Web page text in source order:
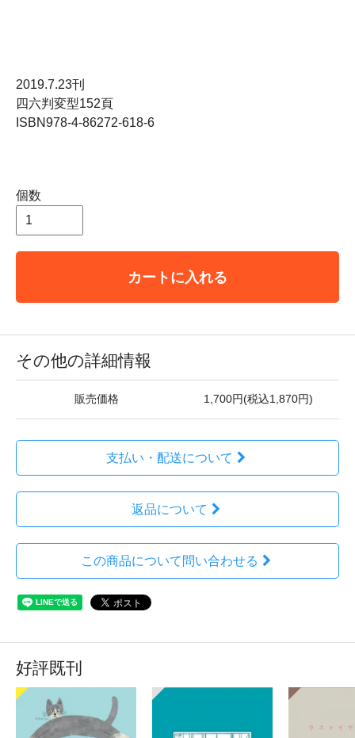
2019.7.23刊
四六判変型152頁
ISBN978-4-86272-618-6
個数
カートに入れる
その他の詳細情報
販売価格 1,700円(税込1,870円)
支払い・配送について
返品について
この商品について問い合わせる
好評既刊